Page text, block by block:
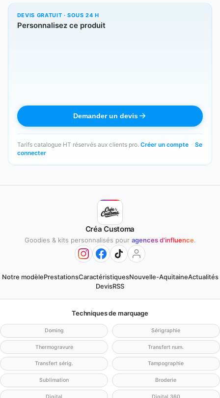
DEVIS GRATUIT · SOUS 24 H
Personnalisez ce produit
Demander un devis
Tarifs catalogue HT réservés aux clients pro. Créer un compte · Se
connecter
Créa Customa
Goodies & kits personnalisés pour agences d'influence.
Notre modèlePrestationsCaractéristiquesNouvelle-AquitaineActualités
DevisRSS
Techniques de marquage
Doming Sérigraphie
Thermogravure Transfert num.
Transfert sérig. Tampographie
Sublimation Broderie
Digital Digital 360